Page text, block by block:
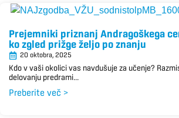
Prejemniki priznanj Andragoškega
ko zgled prižge željo po znanju
20 oktobra, 2025
Kdo v vaši okolici vas navdušuje za učenje?
delovanju predrami...
Preberite več >